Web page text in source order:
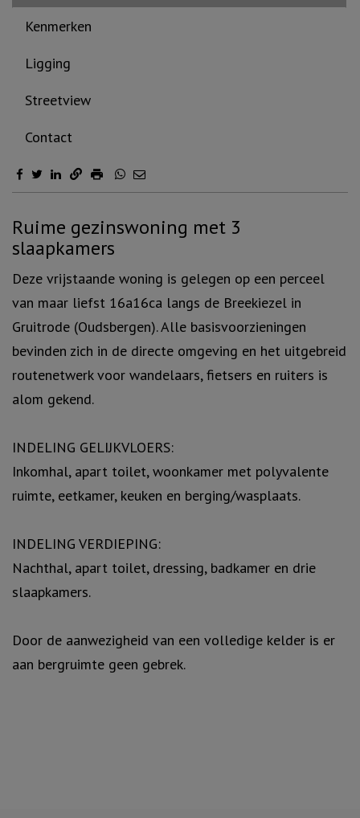
Kenmerken
Ligging
Streetview
Contact
Omschrijving
Ruime gezinswoning met 3
slaapkamers
Deze vrijstaande woning is gelegen op een perceel
van maar liefst 16a16ca langs de Breekiezel in
Gruitrode (Oudsbergen). Alle basisvoorzieningen
bevinden zich in de directe omgeving en het uitgebreid
routenetwerk voor wandelaars, fietsers en ruiters is
alom gekend.
INDELING GELIJKVLOERS:
Inkomhal, apart toilet, woonkamer met polyvalente
ruimte, eetkamer, keuken en berging/wasplaats.
INDELING VERDIEPING:
Nachthal, apart toilet, dressing, badkamer en drie
slaapkamers.
Door de aanwezigheid van een volledige kelder is er
aan bergruimte geen gebrek.